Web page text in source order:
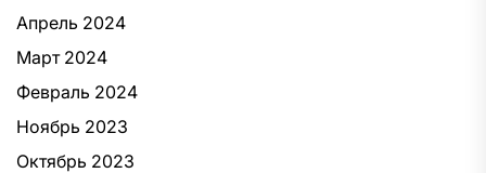
Апрель 2024
Март 2024
Февраль 2024
Ноябрь 2023
Октябрь 2023